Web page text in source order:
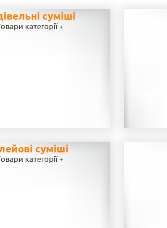
суміші
категорії +
суміші
категорії +